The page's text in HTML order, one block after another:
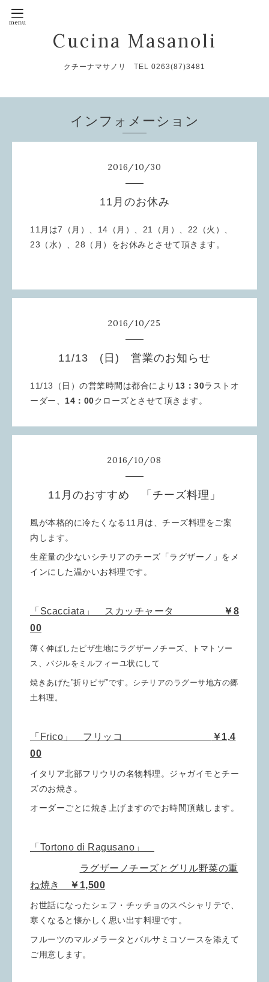
Cucina Masanoli
クチーナマサノリ TEL 0263(87)3481
インフォメーション
2016/10/30
11月のお休み
11月は7（月）、14（月）、21（月）、22（火）、
23（水）、28（月）をお休みとさせて頂きます。
2016/10/25
11/13 (日) 営業のお知らせ
11/13（日）の営業時間は都合により 13：30ラストオ
ーダー、 14：00クローズとさせて頂きます。
2016/10/08
11月のおすすめ 「チーズ料理」
風が本格的に冷たくなる11月は、チーズ料理をご案
内します。
生産量の少ないシチリアのチーズ「ラグザーノ」をメ
インにした温かいお料理です。
「Scacciata」 スカッチャータ
￥8
00
薄く伸ばしたピザ生地にラグザーノチーズ、トマトソー
ス、バジルをミルフィーユ状にして
焼きあげた”折りピザ”です。シチリアのラグーサ地方の郷
土料理。
「Frico」 フリッコ
￥1,4
00
イタリア北部フリウリの名物料理。ジャガイモとチー
ズのお焼き。
オーダーごとに焼き上げますのでお時間頂戴します。
「Tortono di Ragusano」
ラグザーノチーズとグリル野菜の重
ね焼き
￥1,500
お世話になったシェフ・チッチョのスペシャリテで、
寒くなると懐かしく思い出す料理です。
フルーツのマルメラータとバルサミコソースを添えて
ご用意します。